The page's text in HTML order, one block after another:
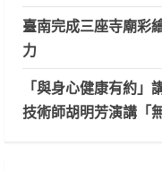
臺南完成三座寺廟彩
力
「與身心健康有約
技術師胡明芳演講「